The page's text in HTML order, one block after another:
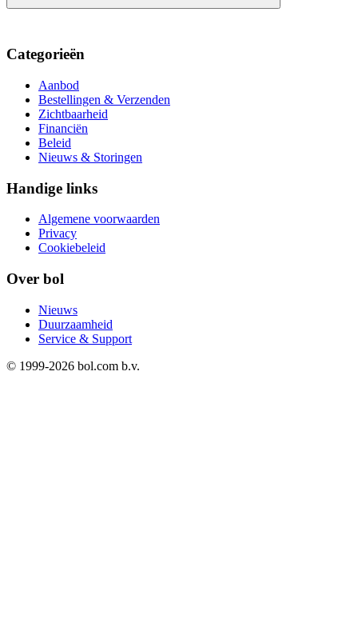
Categorieën
Aanbod
Bestellingen & Verzenden
Zichtbaarheid
Financiën
Beleid
Nieuws & Storingen
Handige links
Algemene voorwaarden
Privacy
Cookiebeleid
Over bol
Nieuws
Duurzaamheid
Service & Support
© 1999-2026 bol.com b.v.